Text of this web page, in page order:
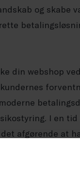
og skabe
din webshop
I en
afgørende at